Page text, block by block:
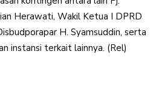
Herawati, Wakil Ketua I DPRD
H. Syamsuddin, serta
instansi terkait lainnya. (Rel)